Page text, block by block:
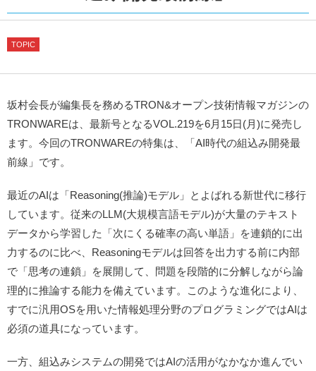
TOPIC
坂村会長が編集長を務めるTRON&オープン技術情報マガジンの
TRONWAREは、最新号となるVOL.219を6月15日(月)に発売し
ます。今回のTRONWAREの特集は、「AI時代の組込み開発最
前線」です。
最近のAIは「Reasoning(推論)モデル」とよばれる新世代に移行
しています。従来のLLM(大規模言語モデル)が大量のテキスト
データから学習した「次にくる確率の高い単語」を連鎖的に出
力するのに比べ、Reasoningモデルは回答を出力する前に内部
で「思考の連鎖」を展開して、問題を段階的に分解しながら論
理的に推論する能力を備えています。このような進化により、
すでに汎用OSを用いた情報処理分野のプログラミングではAIは
必須の道具になっています。
一方、組込みシステムの開発ではAIの活用がなかなか進んでい